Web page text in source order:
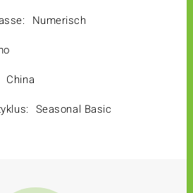
Numerisch
China
Seasonal Basic